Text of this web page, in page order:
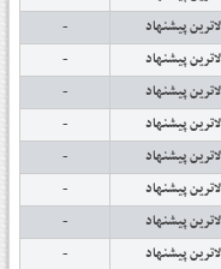
پیشنهاد -
پیشنهاد -
پیشنهاد -
پیشنهاد -
پیشنهاد -
پیشنهاد -
پیشنهاد -
پیشنهاد -